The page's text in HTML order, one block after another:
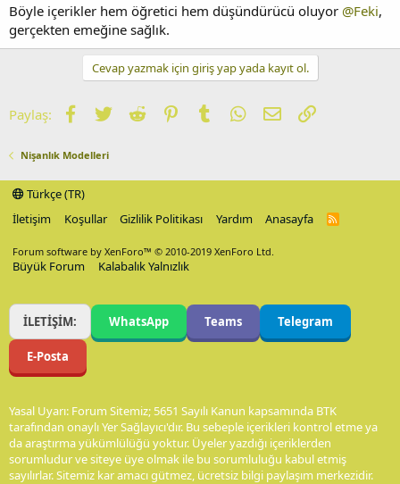
Böyle içerikler hem öğretici hem düşündürücü oluyor @Feki,
gerçekten emeğine sağlık.
Cevap yazmak için giriş yap yada kayıt ol.
Paylaş: Facebook
TwitterReddit PinterestTumblrWhatsApp
E-postaLink
Nişanlık Modelleri
Türkçe (TR)
İletişim
Koşullar Gizlilik Politikası Yardım Anasayfa
R
Forum software by XenForo™ © 2010-2019 XenForo Ltd.
Büyük Forum Kalabalık Yalnızlık
İLETİŞİM: WhatsApp Teams Telegram
E-Posta
Yasal Uyarı: Forum Sitemiz; 5651 Sayılı Kanun kapsamında BTK
tarafından onaylı Yer Sağlayıcı'dır. Bu sebeple içerikleri kontrol etme ya
da araştırma yükümlülüğü yoktur. Üyeler yazdığı içeriklerden
sorumludur ve siteye üye olmak ile bu sorumluluğu kabul etmiş
sayılırlar. Sitemiz kar amacı gütmez, ücretsiz bilgi paylaşım merkezidir.